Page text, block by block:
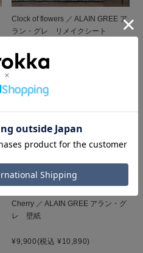
Clock of flowers ／ ALAIN GREE ア
ラン・グレ リメイクシート
¥2,800(税込 ¥3,080)
Cherry ／ ALAIN GREE アラン・グ
レ 壁紙
¥9,900(税込 ¥10,890)